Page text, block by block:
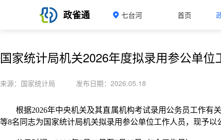
政雀通 七台河 首页
国家统计局机关2026年度拟录用参公单位
来源：国家统计局 发布日期：2026.05.18